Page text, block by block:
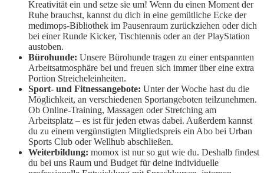
Kreativität ein und setze sie um! Wenn du einen Moment der
Ruhe brauchst, kannst du dich in eine gemütliche Ecke der
medimops-Bibliothek im Pausenraum zurückziehen oder dich
bei einer Runde Kicker, Tischtennis oder an der PlayStation
austoben.
Bürohunde: Unsere Bürohunde tragen zu einer entspannten
Arbeitsatmosphäre bei und freuen sich immer über eine extra
Portion Streicheleinheiten.
Sport- und Fitnessangebote: Unter der Woche hast du die
Möglichkeit, an verschiedenen Sportangeboten teilzunehmen.
Ob Online-Training, Massagen oder Stretching am
Arbeitsplatz – es ist für jeden etwas dabei. Außerdem kannst
du zu einem vergünstigten Mitgliedspreis ein Abo bei Urban
Sports Club oder Wellhub abschließen.
Weiterbildung: momox ist nur so gut wie du. Deshalb findest
du bei uns Raum und Budget für deine individuelle